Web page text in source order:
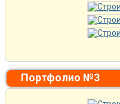
Портфолио №3